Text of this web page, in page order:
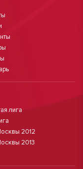
лига
2012
2013